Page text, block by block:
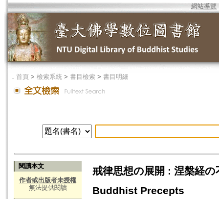
網站導覽
． 首頁 > 檢索系統 > 書目檢索 > 書目明細
閱讀本文
作者或出版者未授權
無法提供閱讀
戒律思想の展開 : 涅槃経
Buddhist Precepts